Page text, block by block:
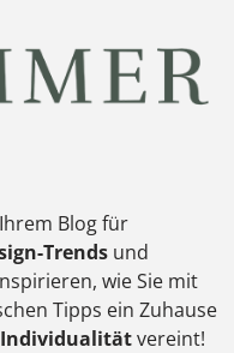
Blog für
Trends und
wie Sie mit
Tipps ein Zuhause
Individualitätvereint!